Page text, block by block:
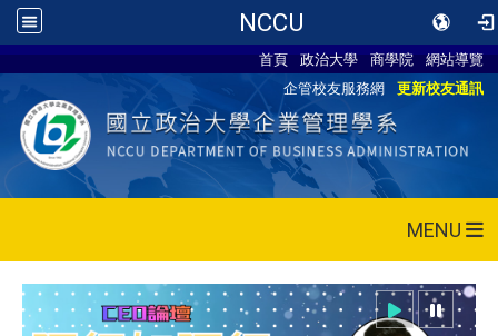
NCCU
首頁 政治大學 商學院
網站導覽
企管校友服務網
更新校友通訊
MENU